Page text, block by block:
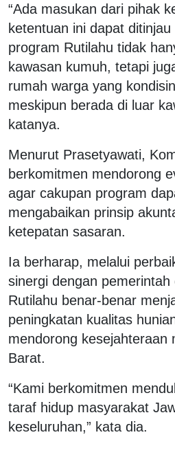
“Ada masukan dari pihak
ketentuan ini dapat
program Rutilahu tidak
kawasan kumuh, tetapi
rumah warga yang
meskipun berada di luar
katanya.
Menurut Prasetyawati,
berkomitmen mendorong
agar cakupan program
mengabaikan prinsip
ketepatan sasaran.
Ia berharap, melalui
sinergi dengan
Rutilahu benar-benar
peningkatan kualitas
mendorong kesejahteraan
Barat.
“Kami berkomitmen
taraf hidup masyarakat
keseluruhan,” kata dia.